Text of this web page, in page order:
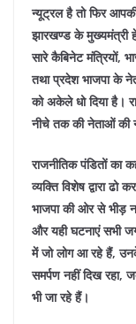
न्यूट्रल है तो फिर
झारखण्ड के मुख्यमंत्री
सारे कैबिनेट मंत्रियों,
तथा प्रदेश भाजपा के
को अकेले धो दिया है।
नीचे तक की नेताओं की
राजनीतिक पंडितों का
व्यक्ति विशेष द्वारा
भाजपा की ओर से भीड़
और यही घटनाएं सभी
में जो लोग आ रहे हैं, उनके
समर्पण नहीं दिख रहा,
भी जा रहे हैं।